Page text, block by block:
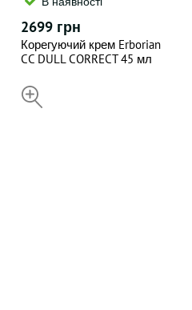
2699 грн
Корегуючий крем Erborian
CC DULL CORRECT 45 мл